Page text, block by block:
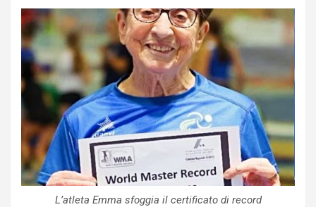
L’atleta Emma sfoggia il certificato di record